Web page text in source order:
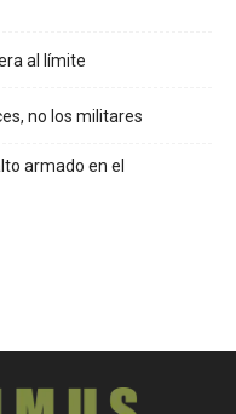
al límite
no los militares
armado en el